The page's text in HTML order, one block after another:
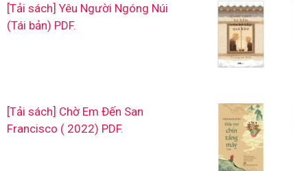
[Tải sách] Yêu Người Ngóng Núi
(Tái bản) PDF.
[Tải sách] Chờ Em Đến San
Francisco ( 2022) PDF.